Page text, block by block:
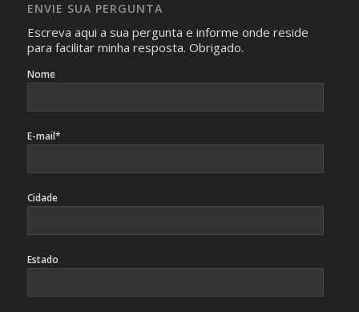
identificação da pessoa fotografada.
ENVIE SUA PERGUNTA
Escreva aqui a sua pergunta e informe onde reside
para facilitar minha resposta. Obrigado.
Nome
E-mail*
Cidade
Estado